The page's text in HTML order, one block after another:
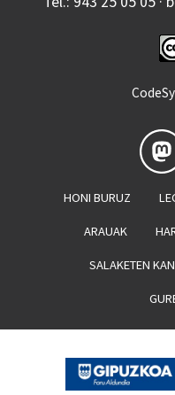
HONI BURUZ
ARAUAK
SALAKETEN